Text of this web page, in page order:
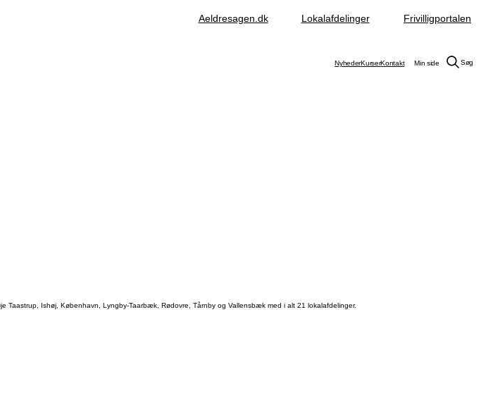
Aeldresagen.dk Lokalafdelinger Frivilligportalen
NyhederKurserKontakt Min side Søg
Taastrup, Ishøj, København, Lyngby-Taarbæk, Rødovre, Tårnby og Vallensbæk med i alt 21 lokalafdelinger.